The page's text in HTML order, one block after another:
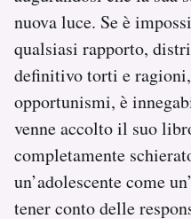
nuova luce. Se è
qualsiasi rapporto,
definitivo torti e
opportunismi, è
venne accolto il suo
completamente
un’adolescente come
tener conto delle